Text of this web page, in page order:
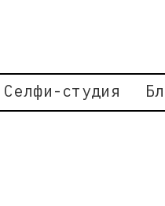
Селфи-студия